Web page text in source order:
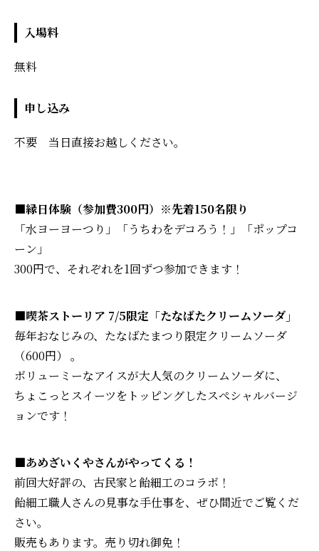
入場料
無料
申し込み
不要 当日直接お越しください。
■縁日体験（参加費300円）※先着150名限り
「水ヨーヨーつり」「うちわをデコろう！」「ポップコ
ーン」
300円で、それぞれを1回ずつ参加できます！
■喫茶ストーリア 7/5限定「たなばたクリームソーダ」
毎年おなじみの、たなばたまつり限定クリームソーダ
（600円） 。
ボリューミーなアイスが大人気のクリームソーダに、
ちょこっとスイーツをトッピングしたスぺシャルバージ
ョンです！
■あめざいくやさんがやってくる！
前回大好評の、古民家と飴細工のコラボ！
飴細工職人さんの見事な手仕事を、ぜひ間近でご覧くだ
さい。
販売もあります。売り切れ御免！